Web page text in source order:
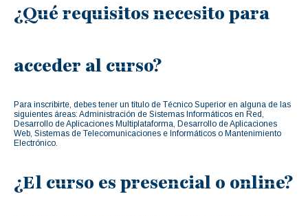
¿Qué requisitos necesito para
acceder al curso?
Para inscribirte, debes tener un título de Técnico Superior en alguna de las
siguientes áreas: Administración de Sistemas Informáticos en Red,
Desarrollo de Aplicaciones Multiplataforma, Desarrollo de Aplicaciones
Web, Sistemas de Telecomunicaciones e Informáticos o Mantenimiento
Electrónico.
¿El curso es presencial o online?